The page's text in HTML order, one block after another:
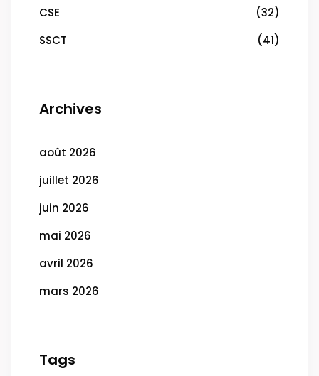
CSE
(32)
SSCT
(41)
Archives
août 2026
juillet 2026
juin 2026
mai 2026
avril 2026
mars 2026
Tags